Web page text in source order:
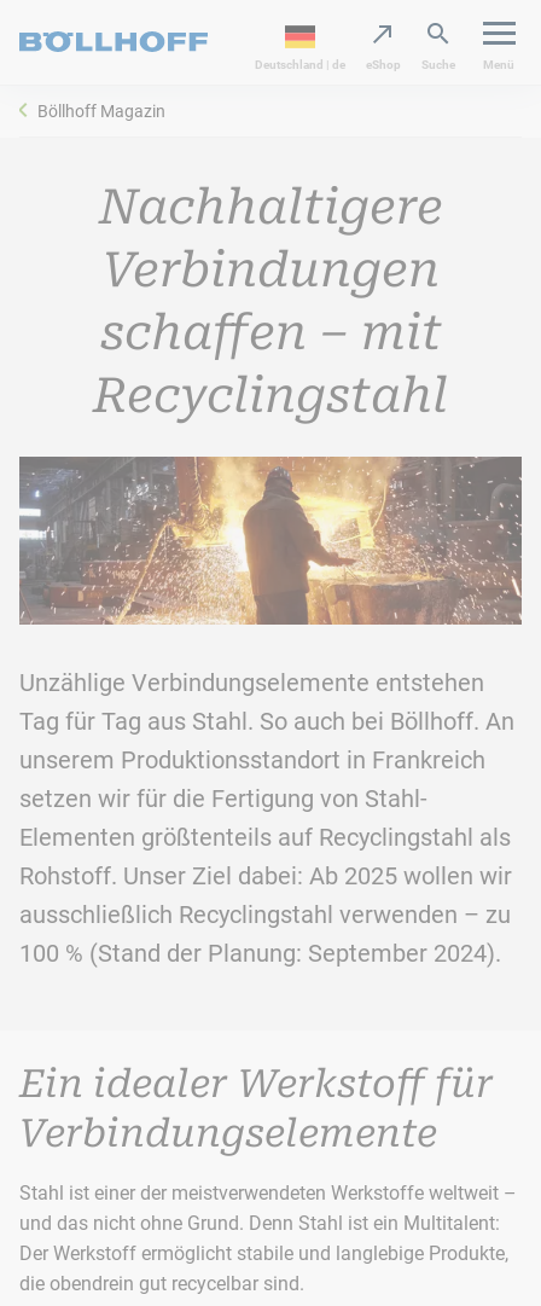
Deutschland | de eShop Suche Menü
Böllhoff Magazin
Nachhaltigere
Verbindungen
schaffen – mit
Recyclingstahl
Unzählige Verbindungselemente entstehen
Tag für Tag aus Stahl. So auch bei Böllhoff. An
unserem Produktionsstandort in Frankreich
setzen wir für die Fertigung von Stahl-
Elementen größtenteils auf Recyclingstahl als
Rohstoff. Unser Ziel dabei: Ab 2025 wollen wir
ausschließlich Recyclingstahl verwenden – zu
100 % (Stand der Planung: September 2024).
Ein idealer Werkstoff für
Verbindungselemente
Stahl ist einer der meistverwendeten Werkstoffe weltweit –
und das nicht ohne Grund. Denn Stahl ist ein Multitalent:
Der Werkstoff ermöglicht stabile und langlebige Produkte,
die obendrein gut recycelbar sind.